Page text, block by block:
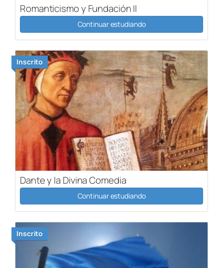
Romanticismo y Fundación II
Continuar estudiando
Inscrito
Dante y la Divina Comedia
Continuar estudiando
Inscrito